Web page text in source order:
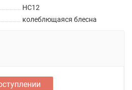
HC12
колеблющаяся блесна